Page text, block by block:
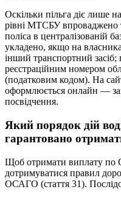
Оскільки пільга діє лише
рівні МТСБУ впроваджено
поліса в централізованій
укладено, якщо на
інший транспортний засіб;
реєстраційним номером
(податковим кодом). На
оформлюється онлайн —
посвідчення.
Який порядок дій
гарантовано
Щоб отримати виплату
дотримуватися правил
ОСАГО (стаття 31).